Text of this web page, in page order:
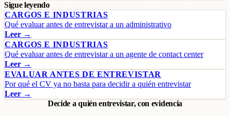
Sigue leyendo
CARGOS E INDUSTRIAS
Qué evaluar antes de entrevistar a un administrativo
Leer →
CARGOS E INDUSTRIAS
Qué evaluar antes de entrevistar a un agente de contact center
Leer →
EVALUAR ANTES DE ENTREVISTAR
Por qué el CV ya no basta para decidir a quién entrevistar
Leer →
Decide a quién entrevistar, con evidencia